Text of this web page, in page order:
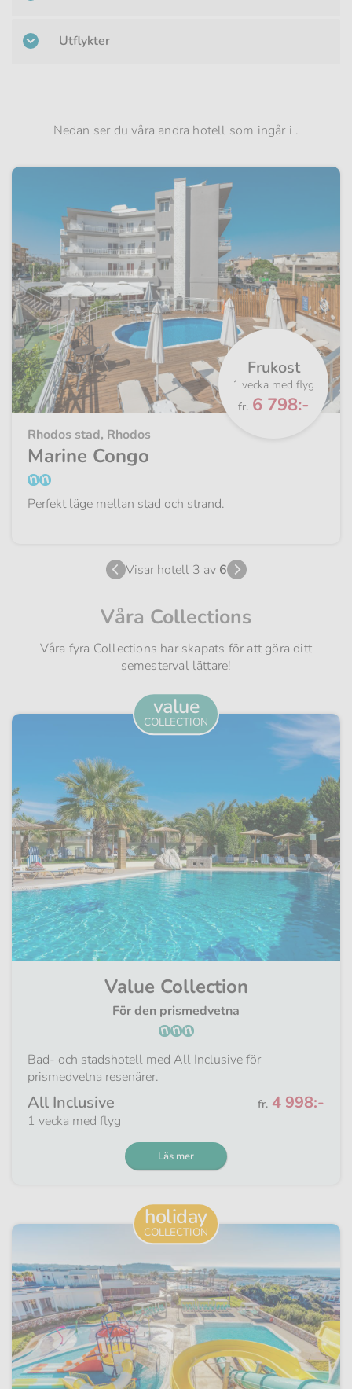
Utflykter
Nedan ser du våra andra hotell som ingår i .
Frukost
1 vecka med flyg
Från
fr. 6 798:-
Rhodos stad, Rhodos
Marine Congo
Perfekt läge mellan stad och strand.
Visar hotell 3 av 6
Våra Collections
Våra fyra Collections har skapats för att göra ditt
semesterval lättare!
value
COLLECTION
Value Collection
För den prismedvetna
Bad- och stadshotell med All Inclusive för
prismedvetna resenärer.
All Inclusive Från
fr. 4 998:-
1 vecka med flyg
Läs mer
holiday
COLLECTION